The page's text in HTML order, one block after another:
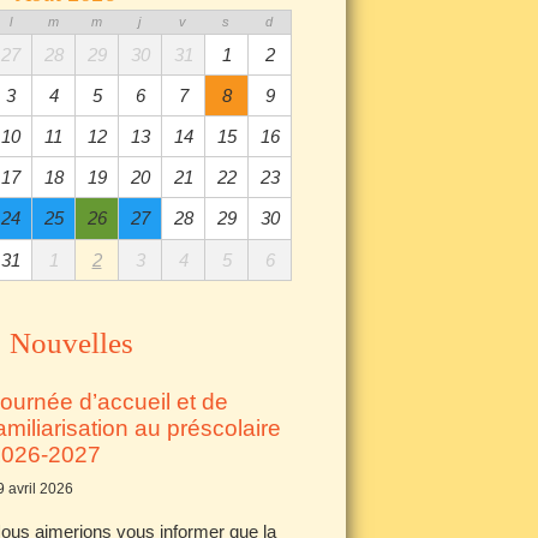
l m m j v s d
27 28 29 30 31 1
2
3
4 5 6 7 8
9
10
11 12 13 14 15
16
17
18 19 20 21 22
23
24
25 26 27 28 29 30
31 1 2 3 4 5 6
Nouvelles
d’accueil et de
au préscolaire
2027
avril 2026
aimerions vous informer que la